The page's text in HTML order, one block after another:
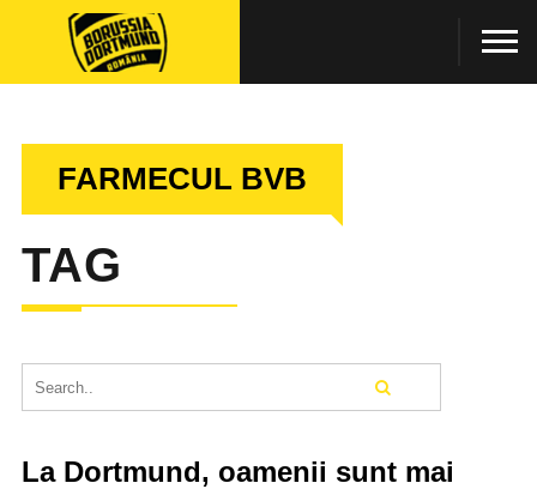
FARMECUL BVB
TAG
La Dortmund, oamenii sunt mai